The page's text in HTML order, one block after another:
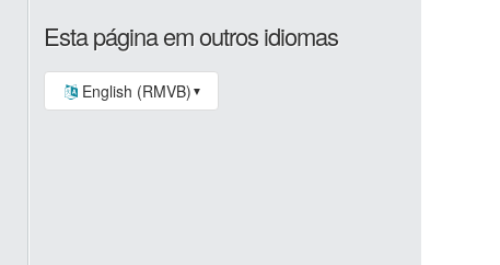
Esta página em outros idiomas
English (RMVB) ▼